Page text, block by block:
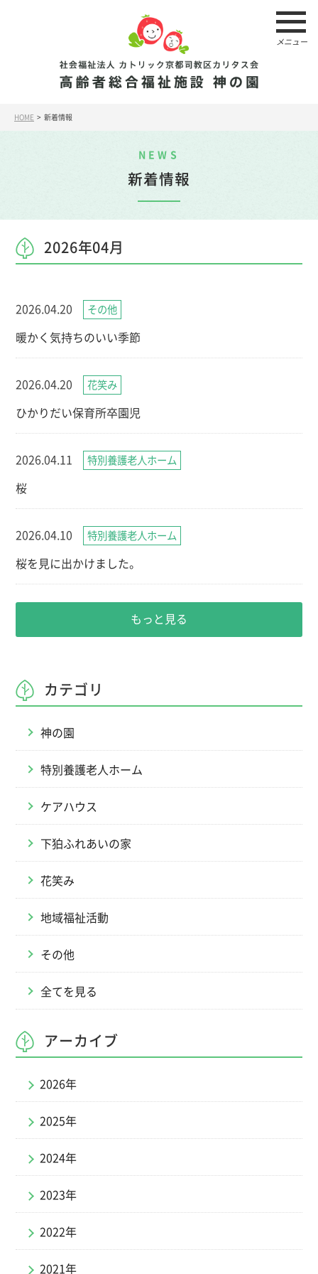
メニュー
HOME > 新着情報
NEWS
新着情報
2026年04月
2026.04.20 その他
暖かく気持ちのいい季節
2026.04.20 花笑み
ひかりだい保育所卒園児
2026.04.11 特別養護老人ホーム
桜
2026.04.10 特別養護老人ホーム
桜を見に出かけました。
もっと見る
カテゴリ
神の園
特別養護老人ホーム
ケアハウス
下狛ふれあいの家
花笑み
地域福祉活動
その他
全てを見る
アーカイブ
2026年
2025年
2024年
2023年
2022年
2021年